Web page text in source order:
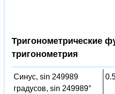
Тригонометрические
тригонометрия
Синус, sin 249989
градусов, sin 249989°